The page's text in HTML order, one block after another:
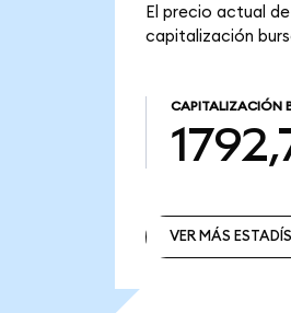
El precio actual
capitalización
CAPITALIZACIÓN
VER MÁS